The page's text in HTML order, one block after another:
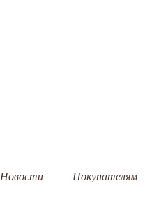
Новости Покупателям